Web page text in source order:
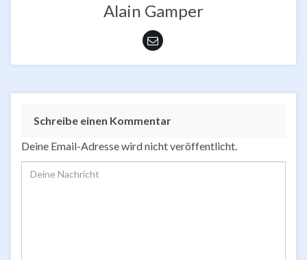
Alain Gamper
Schreibe einen Kommentar
Deine Email-Adresse wird nicht veröffentlicht.